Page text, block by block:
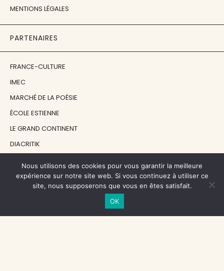
MENTIONS LÉGALES
PARTENAIRES
FRANCE-CULTURE
IMEC
MARCHÉ DE LA POÉSIE
ÉCOLE ESTIENNE
LE GRAND CONTINENT
DIACRITIK
NOS SOUTIENS
CENTRE NATIONAL DU LIVRE
Nous utilisons des cookies pour vous garantir la meilleure
expérience sur notre site web. Si vous continuez à utiliser ce
site, nous supposerons que vous en êtes satisfait.
OK